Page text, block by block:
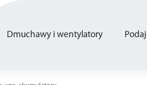
Dmuchawy i wentylatory